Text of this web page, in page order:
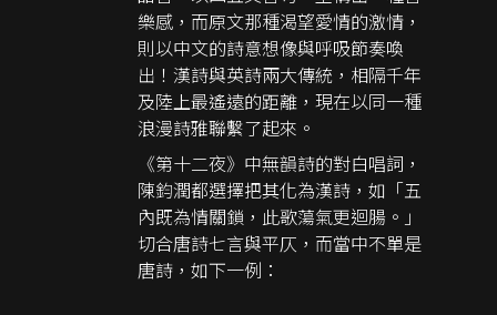
樂感，而原文那種渴望愛情的激情，
則以中文的詩意想像與呼吸節奏喚
出！漢詩與英詩兩大傳統，相隔千年
及陸上最遙遠的距離，現在以同一種
浪漫詩雅聯繫了起來。
《第十二夜》中無韻詩的對白唱詞，
陳鈞潤都選擇把其化為漢詩，如「五
內既為情關鎖，此歌蕩氣更迴腸。」
切合唐詩七言與平仄，而當中不單是
唐詩，如下一例：